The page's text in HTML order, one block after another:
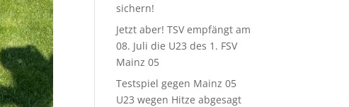
sichern!
Jetzt aber! TSV empfängt am
08. Juli die U23 des 1. FSV
Mainz 05
Testspiel gegen Mainz 05
U23 wegen Hitze abgesagt